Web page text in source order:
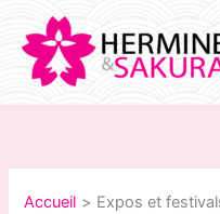
contenu
Accueil Expos et